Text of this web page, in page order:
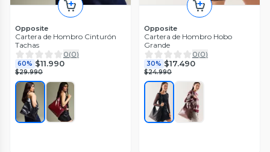
Opposite
Cartera de Hombro Cinturón
Tachas
0(0)
60% $11.990
$29.990
Opposite
Cartera de Hombro Hobo
Grande
0(0)
30% $17.490
$24.990